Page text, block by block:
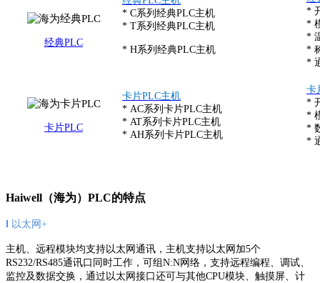
经典PLC
* C系列经典PLC主机
* T系列 经典PLC主机
* H系列 经典PLC主机
*
*
*
*
*
卡片PLC
卡片PLC主机
* AC系列卡片PLC主机
* AT系列 卡片PLC主机
* AH系列 卡片PLC主机
卡
*
*
*
*
Haiwell（海为）PLC的特点
l 以太网+
主机、远程模块均支持以太网通讯，主机支持以太网加5个
RS232/RS485通讯口同时工作，可组N:N网络，支持远程编程、调试、
监控及数据交换，通过以太网接口还可与其他CPU模块、触摸屏、计